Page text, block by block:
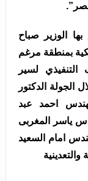
الوزير صباح
بمنطقة مرغم
لسير
الجولة الدكتور
احمد عبد
ياسر المغربى
امام السعيد